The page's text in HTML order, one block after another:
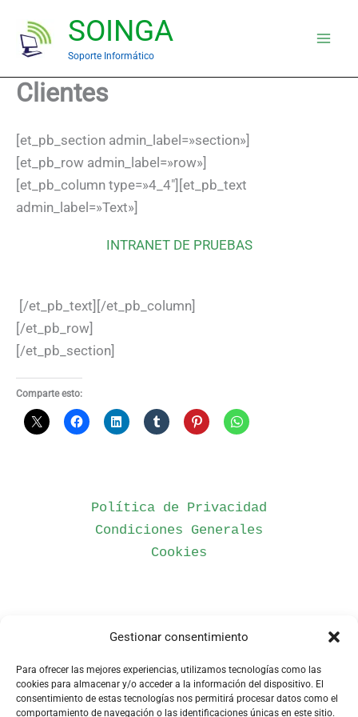
Gestionar consentimiento
Para ofrecer las mejores experiencias, utilizamos tecnologías como las
cookies para almacenar y/o acceder a la información del dispositivo. El
consentimiento de estas tecnologías nos permitirá procesar datos como el
comportamiento de navegación o las identificaciones únicas en este sitio.
contenido
SOINGA
Soporte Informático
Clientes
[et_pb_section admin_label=»section»]
[et_pb_row admin_label=»row»]
[et_pb_column type=»4_4″][et_pb_text
admin_label=»Text»]
INTRANET DE PRUEBAS
[/et_pb_text][/et_pb_column]
[/et_pb_row]
[/et_pb_section]
Comparte esto:
Política de Privacidad
Condiciones Generales
Cookies
Distribuidor Oficial